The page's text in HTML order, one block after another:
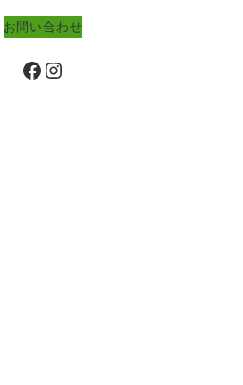
お問い合わせ
Facebook Instagram